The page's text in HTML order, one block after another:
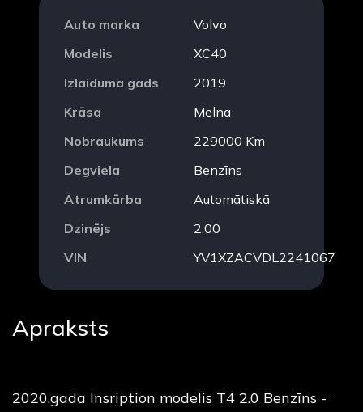
Auto marka
Volvo
Modelis
XC40
Izlaiduma gads
2019
Krāsa
Melna
Nobraukums
229000 Km
Degviela
Benzīns
Ātrumkārba
Automātiskā
Dzinējs
2.00
VIN
YV1XZACVDL2241067
Apraksts
2020.gada Insription modelis T4 2.0 Benzīns -